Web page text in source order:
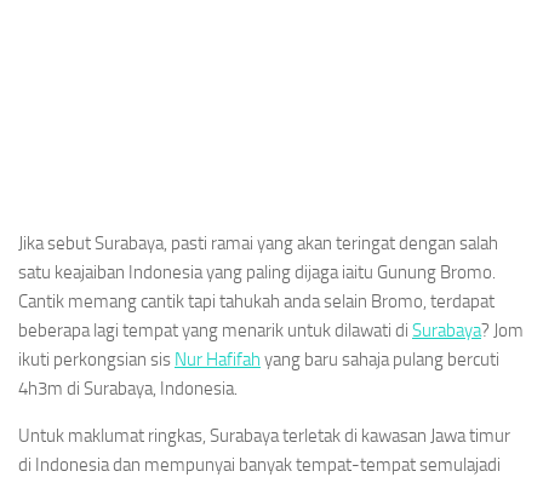
Jika sebut Surabaya, pasti ramai yang akan teringat dengan salah
satu keajaiban Indonesia yang paling dijaga iaitu Gunung Bromo.
Cantik memang cantik tapi tahukah anda selain Bromo, terdapat
beberapa lagi tempat yang menarik untuk dilawati di Surabaya? Jom
ikuti perkongsian sis Nur Hafifah yang baru sahaja pulang bercuti
4h3m di Surabaya, Indonesia.
Untuk maklumat ringkas, Surabaya terletak di kawasan Jawa timur
di Indonesia dan mempunyai banyak tempat-tempat semulajadi